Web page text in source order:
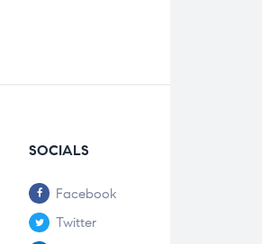
SOCIALS
Facebook
Twitter